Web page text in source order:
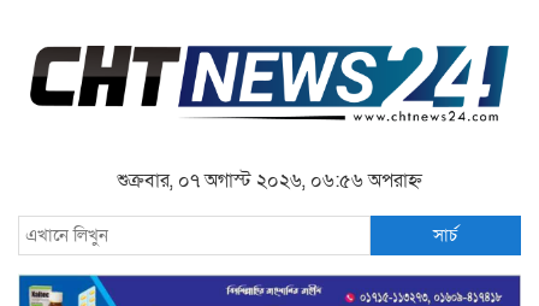
শুক্রবার, ০৭ অগাস্ট ২০২৬, ০৬:৫৬ অপরাহ্ন
সার্চ